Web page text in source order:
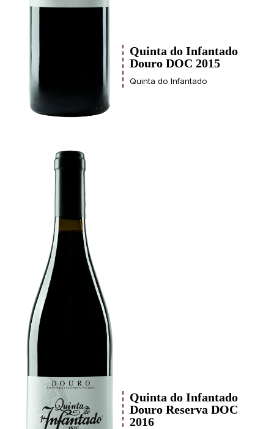
Quinta do Infantado
Douro DOC 2015
Quinta do Infantado
Quinta do Infantado
Douro Reserva DOC
2016